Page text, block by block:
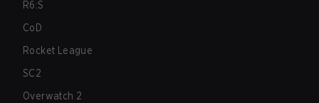
R6:S
CoD
Rocket League
SC2
Overwatch 2